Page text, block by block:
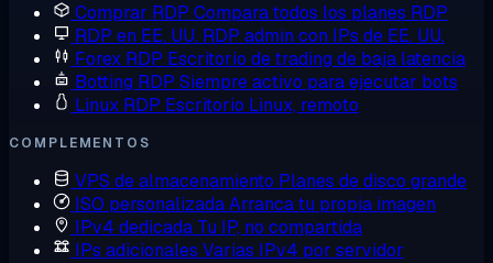
Comprar RDP Compara todos los planes RDP
RDP en EE. UU. RDP admin con IPs de EE. UU.
Forex RDP Escritorio de trading de baja latencia
Botting RDP Siempre activo para ejecutar bots
Linux RDP Escritorio Linux, remoto
COMPLEMENTOS
VPS de almacenamiento Planes de disco grande
ISO personalizadaArranca tu propia imagen
IPv4 dedicada Tu IP, no compartida
IPs adicionales Varias IPv4 por servidor